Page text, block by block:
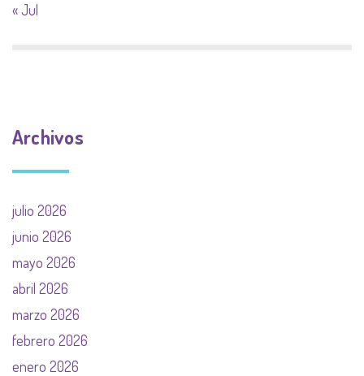
« Jul
Archivos
julio 2026
junio 2026
mayo 2026
abril 2026
marzo 2026
febrero 2026
enero 2026